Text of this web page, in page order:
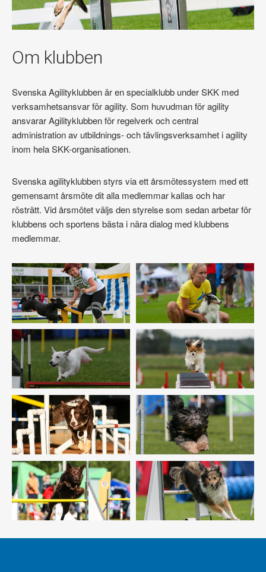
Om klubben
Svenska Agilityklubben är en specialklubb under SKK med
verksamhetsansvar för agility. Som huvudman för agility
ansvarar Agilityklubben för regelverk och central
administration av utbildnings- och tävlingsverksamhet i agility
inom hela SKK-organisationen.
Svenska agilityklubben styrs via ett årsmötessystem med ett
gemensamt årsmöte dit alla medlemmar kallas och har
rösträtt. Vid årsmötet väljs den styrelse som sedan arbetar för
klubbens och sportens bästa i nära dialog med klubbens
medlemmar.